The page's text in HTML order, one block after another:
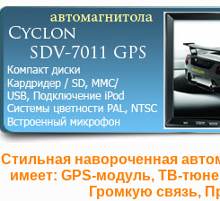
Стильная навороченная
имеет: GPS-модуль, ТВ-
Громкую связь,